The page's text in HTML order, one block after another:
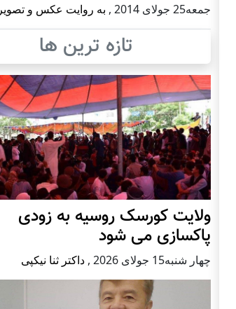
جمعه25 جولای 2014 , به روایت عکس و تصویر
تازه ترین ها
ولایت کورسک روسیه به زودی
پاکسازی می شود
چهار شنبه15 جولای 2026 , داکتر ثنا نیکپی